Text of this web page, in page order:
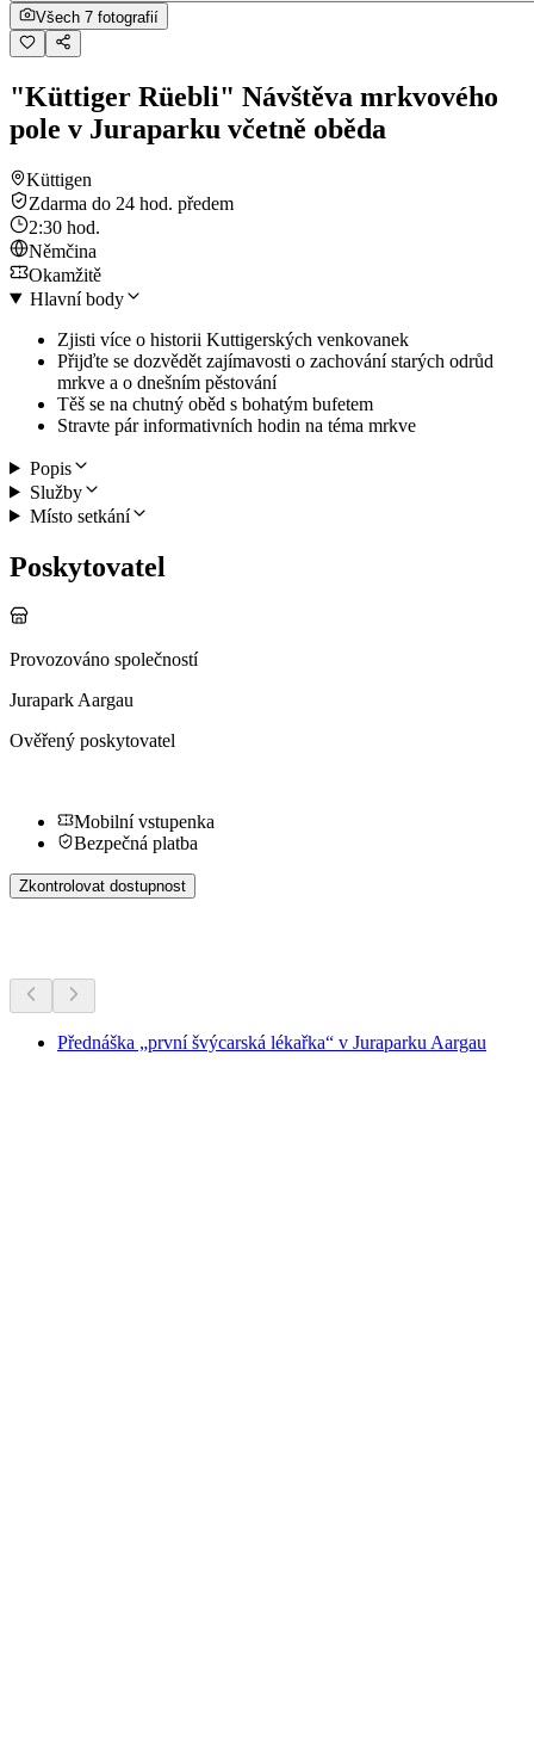
Všech 7 fotografií
"Küttiger Rüebli" Návštěva mrkvového
pole v Juraparku včetně oběda
Küttigen
Zdarma do 24 hod. předem
2:30 hod.
Němčina
Okamžitě
Hlavní body
Zjisti více o historii Kuttigerských venkovanek
Přijďte se dozvědět zajímavosti o zachování starých odrůd
mrkve a o dnešním pěstování
Těš se na chutný oběd s bohatým bufetem
Stravte pár informativních hodin na téma mrkve
Popis
Služby
Místo setkání
Poskytovatel
Provozováno společností
Jurapark Aargau
Ověřený poskytovatel
Mobilní vstupenka
Bezpečná platba
Zkontrolovat dostupnost
Přednáška „první švýcarská lékařka“ v Juraparku Aargau